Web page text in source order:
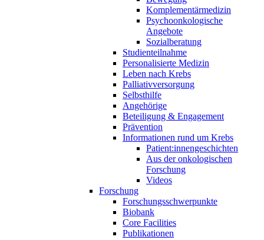
Komplementärmedizin
Psychoonkologische
Angebote
Sozialberatung
Studienteilnahme
Personalisierte Medizin
Leben nach Krebs
Palliativversorgung
Selbsthilfe
Angehörige
Beteiligung & Engagement
Prävention
Informationen rund um Krebs
Patient:innengeschichten
Aus der onkologischen
Forschung
Videos
Forschung
Forschungsschwerpunkte
Biobank
Core Facilities
Publikationen